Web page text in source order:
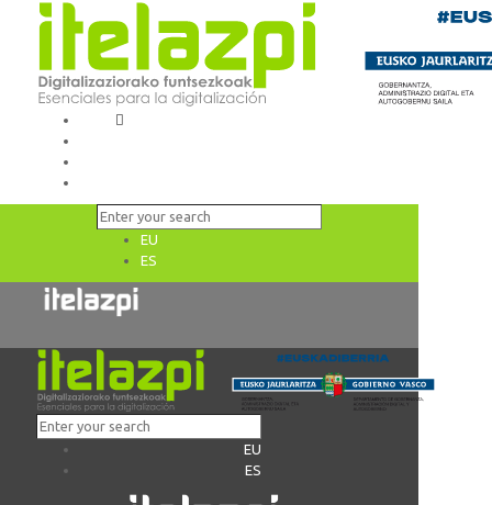
EU
ES
EU
ES